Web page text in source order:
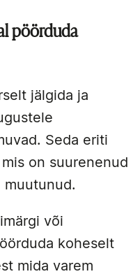
pöörduda
jälgida ja
Seda eriti
on suurenenud
muutunud.
või
koheselt
mida varem